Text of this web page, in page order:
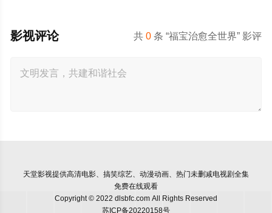
共0 条 “福宝治愈全世界” 影评
影视评论
天堂影视提供高清电影、搞笑综艺、动漫动画、热门未删减电视剧全集
免费在线观看
Copyright © 2022 dlsbfc.com All Rights Reserved
苏ICP备20220158号